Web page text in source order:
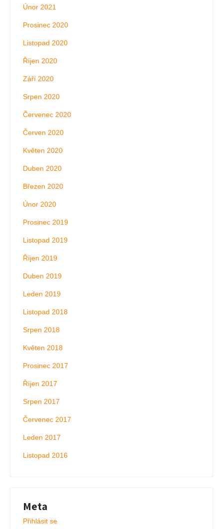
Únor 2021
Prosinec 2020
Listopad 2020
Říjen 2020
Září 2020
Srpen 2020
Červenec 2020
Červen 2020
Květen 2020
Duben 2020
Březen 2020
Únor 2020
Prosinec 2019
Listopad 2019
Říjen 2019
Duben 2019
Leden 2019
Listopad 2018
Srpen 2018
Květen 2018
Prosinec 2017
Říjen 2017
Srpen 2017
Červenec 2017
Leden 2017
Listopad 2016
Meta
Přihlásit se